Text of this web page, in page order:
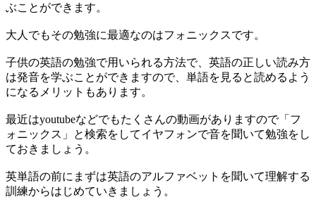
ぶことができます。
大人でもその勉強に最適なのはフォニックスです。
子供の英語の勉強で用いられる方法で、英語の正しい読み方
は発音を学ぶことができますので、単語を見ると読めるよう
になるメリットもあります。
最近はyoutubeなどでもたくさんの動画がありますので「フ
ォニックス」と検索をしてイヤフォンで音を聞いて勉強をし
ておきましょう。
英単語の前にまずは英語のアルファベットを聞いて理解する
訓練からはじめていきましょう。